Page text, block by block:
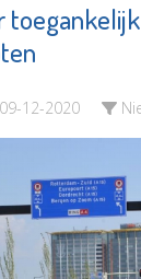
09-12-2020